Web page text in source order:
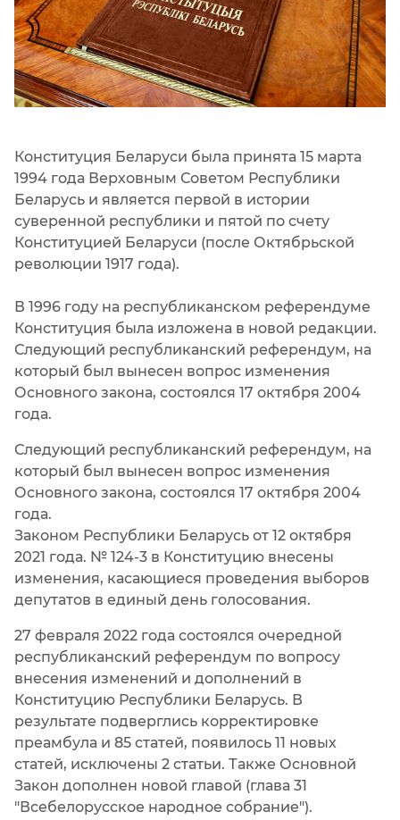
Конституция Беларуси была принята 15 марта
1994 года Верховным Советом Республики
Беларусь и является первой в истории
суверенной республики и пятой по счету
Конституцией Беларуси (после Октябрьской
революции 1917 года).
В 1996 году на республиканском референдуме
Конституция была изложена в новой редакции.
Следующий республиканский референдум, на
который был вынесен вопрос изменения
Основного закона, состоялся 17 октября 2004
года.
Следующий республиканский референдум, на
который был вынесен вопрос изменения
Основного закона, состоялся 17 октября 2004
года.
Законом Республики Беларусь от 12 октября
2021 года. № 124-3 в Конституцию внесены
изменения, касающиеся проведения выборов
депутатов в единый день голосования.
27 февраля 2022 года состоялся очередной
республиканский референдум по вопросу
внесения изменений и дополнений в
Конституцию Республики Беларусь. В
результате подверглись корректировке
преамбула и 85 статей, появилось 11 новых
статей, исключены 2 статьи. Также Основной
Закон дополнен новой главой (глава 31
"Всебелорусское народное собрание").